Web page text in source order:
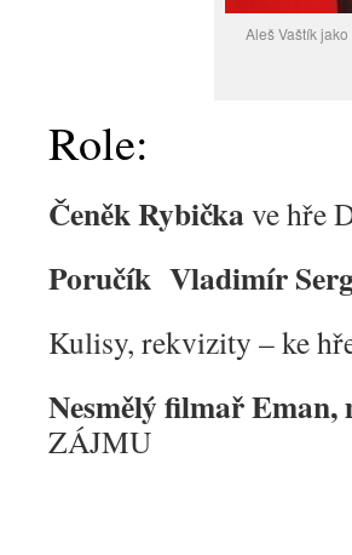
Aleš Vaštík
Role:
Čeněk Rybičkave hře
Poručík Vladimír
Kulisy, rekvizity – ke
Nesmělý filmař
ZÁJMU